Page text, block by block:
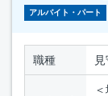
アルバイト・パート
職種